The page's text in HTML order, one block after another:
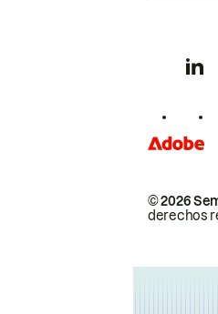
© 2026
derechos